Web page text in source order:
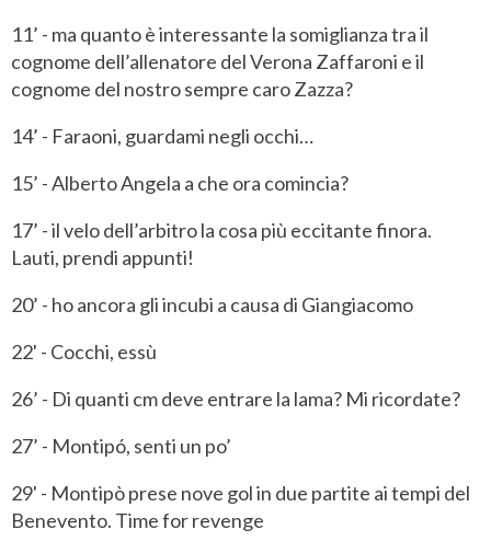
11’ - ma quanto è interessante la somiglianza tra il
cognome dell’allenatore del Verona Zaffaroni e il
cognome del nostro sempre caro Zazza?
14’ - Faraoni, guardami negli occhi…
15’ - Alberto Angela a che ora comincia?
17’ - il velo dell’arbitro la cosa più eccitante finora.
Lauti, prendi appunti!
20’ - ho ancora gli incubi a causa di Giangiacomo
22' - Cocchi, essù
26’ - Di quanti cm deve entrare la lama? Mi ricordate?
27’ - Montipó, senti un po’
29' - Montipò prese nove gol in due partite ai tempi del
Benevento. Time for revenge